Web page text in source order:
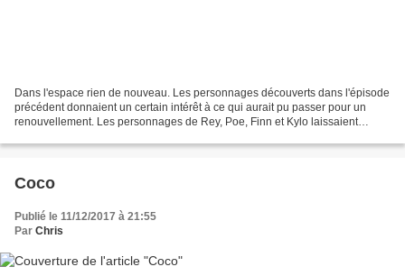
Dans l'espace rien de nouveau. Les personnages découverts dans l'épisode
précédent donnaient un certain intérêt à ce qui aurait pu passer pour un
renouvellement. Les personnages de Rey, Poe, Finn et Kylo laissaient
Coco
Publié le 11/12/2017 à 21:55
Par Chris